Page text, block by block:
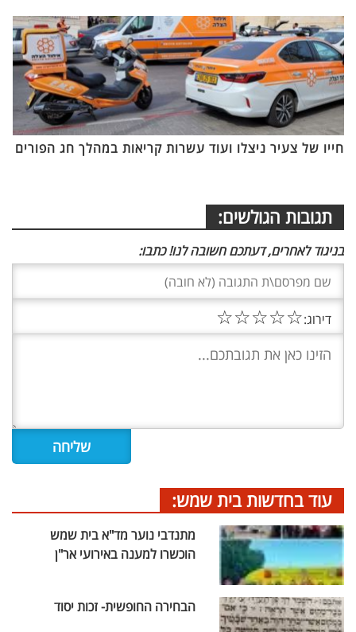
חייו של צעיר ניצלו ועוד עשרות קריאות במהלך חג הפורים
תגובות הגולשים:
בניגוד לאחרים, דעתכם חשובה לנו! כתבו:
דירוג:☆
☆
☆
☆
☆
עוד בחדשות בית שמש:
מתנדבי נוער מד"א בית שמש
הוכשרו למענה באירועי אר"ן
הבחירה החופשית- זכות יסוד